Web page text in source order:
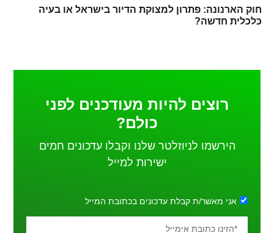
חוק הארנונה: פתרון למצוקת הדיור בישראל או בעיה
כלכלית חדשה?
רוצים להיות מעודכנים לפני
כולם?
הירשמו לניוזלטר שלנו וקבלו עדכונים חמים
ישירות למייל
אני מאשר/ת קבלת עדכונים בכתובת המייל